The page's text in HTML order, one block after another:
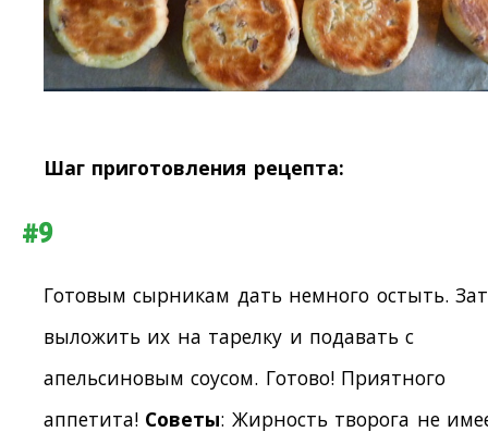
Шаг приготовления рецепта:
#9
Готовым сырникам дать немного остыть.
выложить их на тарелку и подавать с
апельсиновым соусом. Готово! Приятного
аппетита! Советы: Жирность творога не